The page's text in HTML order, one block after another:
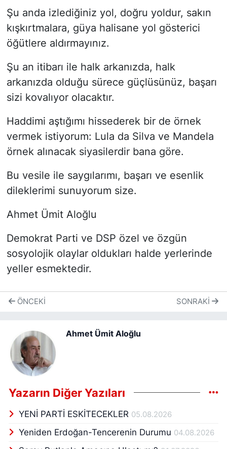
Şu anda izlediğiniz yol, doğru yoldur, sakın
kışkırtmalara, güya halisane yol gösterici
öğütlere aldırmayınız.
Şu an itibarı ile halk arkanızda, halk
arkanızda olduğu sürece güçlüsünüz, başarı
sizi kovalıyor olacaktır.
Haddimi aştığımı hissederek bir de örnek
vermek istiyorum: Lula da Silva ve Mandela
örnek alınacak siyasilerdir bana göre.
Bu vesile ile saygılarımı, başarı ve esenlik
dileklerimi sunuyorum size.
Ahmet Ümit Aloğlu
Demokrat Parti ve DSP özel ve özgün
sosyolojik olaylar oldukları halde yerlerinde
yeller esmektedir.
ÖNCEKI SONRAKI
Ahmet Ümit Aloğlu
Yazarın Diğer Yazıları
YENİ PARTİ ESKİTECEKLER 05.08.2026
Yeniden Erdoğan-Tencerenin Durumu 04.08.2026